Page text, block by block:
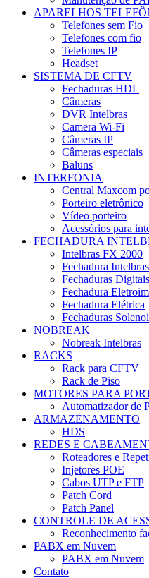
APARELHOS
Telefones sem Fio
Telefones com fio
Telefones IP
Headset
SISTEMA DE CFTV
Fechaduras HDL
Câmeras
DVR Intelbras
Camera Wi-Fi
Câmeras IP
Câmeras especiais
Baluns
INTERFONIA
Central Maxcom
Porteiro eletrônico
Vídeo porteiro
Acessórios para
FECHADURA
Intelbras FX 2000
Fechadura
Fechaduras Digitais
Fechadura
Fechadura Elétrica
Fechaduras
NOBREAK
Nobreak Intelbras
RACKS
Rack para CFTV
Rack de Piso
MOTORES PARA
Automatizador de
ARMAZENAMENTO
HDS
REDES E
Roteadores e
Injetores POE
Cabos UTP e FTP
Patch Cord
Patch Panel
CONTROLE DE
Reconhecimento
PABX em Nuvem
PABX em Nuvem
Contato